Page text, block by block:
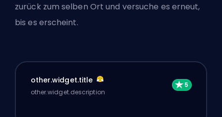
zurück zum selben Ort und versuche es erneut,
bis es erscheint.
other.widget.title
other.widget.description